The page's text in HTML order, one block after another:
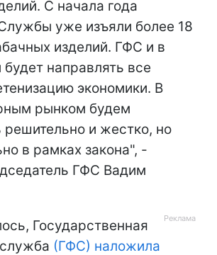
С начала года
уже изъяли более 18
изделий. ГФС и в
направлять все
экономики. В
рынком будем
решительно и жестко, но
в рамках закона", -
ГФС Вадим
Государственная
(ГФС) наложила